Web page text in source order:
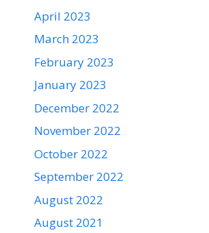
April 2023
March 2023
February 2023
January 2023
December 2022
November 2022
October 2022
September 2022
August 2022
August 2021